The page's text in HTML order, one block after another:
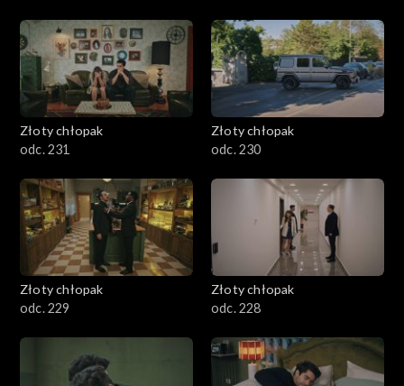
Złoty chłopak
odc. 231
Złoty chłopak
odc. 230
Złoty chłopak
odc. 229
Złoty chłopak
odc. 228